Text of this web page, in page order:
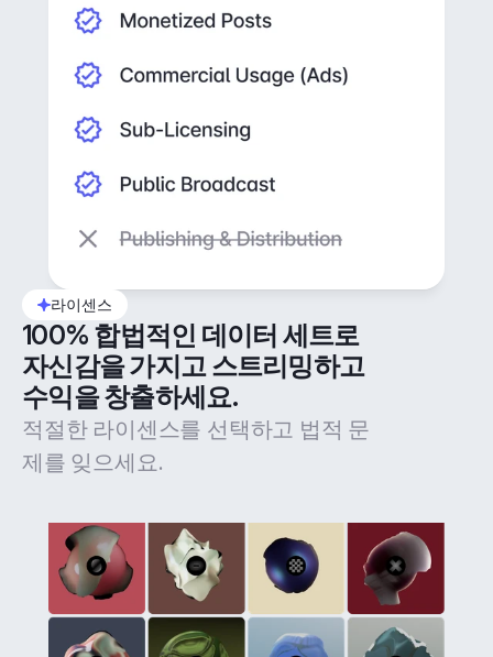
라이센스
100% 합법적인 데이터 세트로
자신감을 가지고 스트리밍하고
수익을 창출하세요.
적절한 라이센스를 선택하고 법적 문
제를 잊으세요.